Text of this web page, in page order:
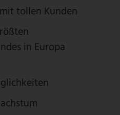
tollen Kunden
in Europa